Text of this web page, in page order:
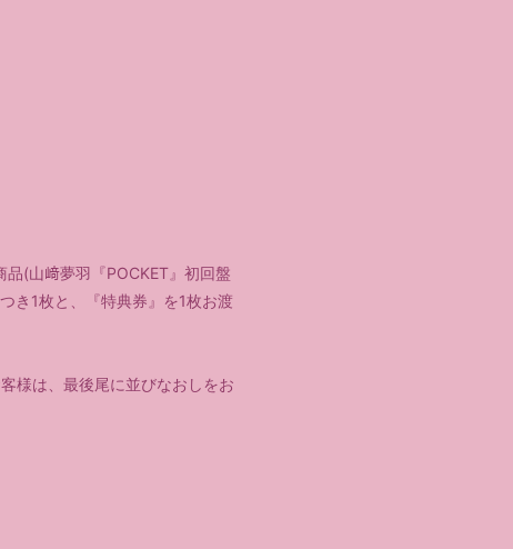
(山﨑夢羽『POCKET』初回盤
き1枚と、『特典券』を1枚お渡
様は、最後尾に並びなおしをお